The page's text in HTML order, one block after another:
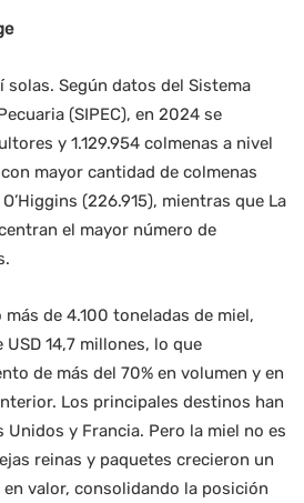
solas. Según datos del Sistema
(SIPEC), en 2024 se
y 1.129.954 colmenas a nivel
mayor cantidad de colmenas
(226.915), mientras que La
el mayor número de
de 4.100 toneladas de miel,
14,7 millones, lo que
de más del 70% en volumen y en
Los principales destinos han
Unidos y Francia. Pero la miel no es
reinas y paquetes crecieron un
en valor, consolidando la posición